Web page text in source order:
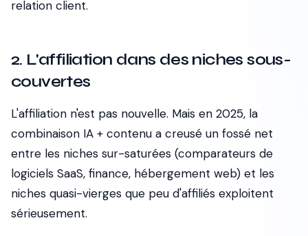
relation client.
2. L'affiliation dans des niches sous-
couvertes
L'affiliation n'est pas nouvelle. Mais en 2025, la
combinaison IA + contenu a creusé un fossé net
entre les niches sur-saturées (comparateurs de
logiciels SaaS, finance, hébergement web) et les
niches quasi-vierges que peu d'affiliés exploitent
sérieusement.